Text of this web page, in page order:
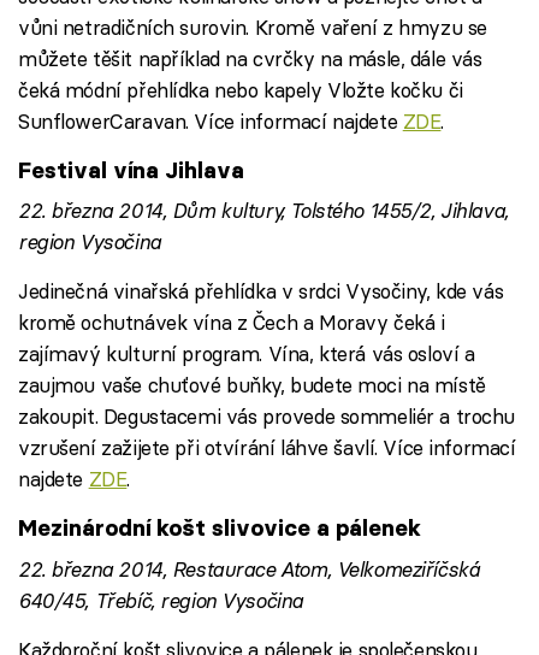
vůni netradičních surovin. Kromě vaření z hmyzu se
můžete těšit například na cvrčky na másle, dále vás
čeká módní přehlídka nebo kapely Vložte kočku či
SunflowerCaravan. Více informací najdete ZDE.
Festival vína Jihlava
22. března 2014, Dům kultury, Tolstého 1455/2, Jihlava,
region Vysočina
Jedinečná vinařská přehlídka v srdci Vysočiny, kde vás
kromě ochutnávek vína z Čech a Moravy čeká i
zajímavý kulturní program. Vína, která vás osloví a
zaujmou vaše chuťové buňky, budete moci na místě
zakoupit. Degustacemi vás provede sommeliér a trochu
vzrušení zažijete při otvírání láhve šavlí. Více informací
najdete ZDE.
Mezinárodní košt slivovice a pálenek
22. března 2014, Restaurace Atom, Velkomeziříčská
640/45, Třebíč, region Vysočina
Každoroční košt slivovice a pálenek je společenskou